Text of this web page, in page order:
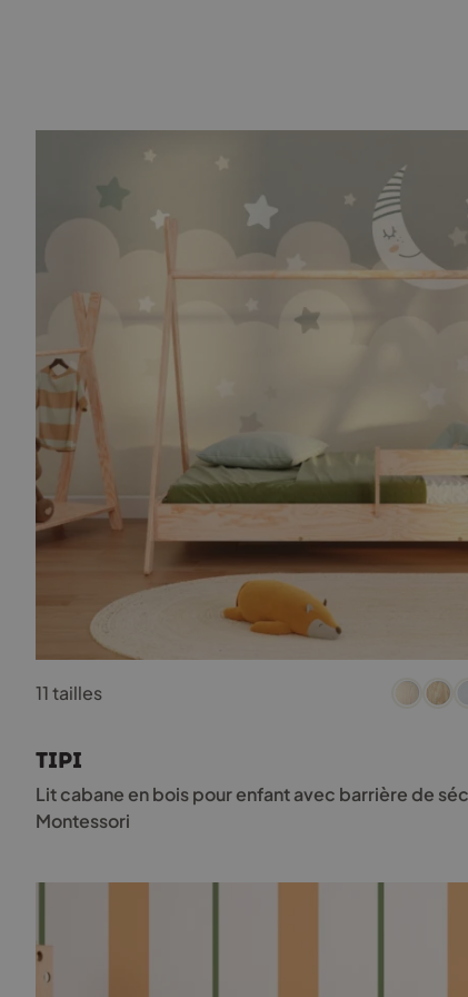
produit
variations.
Les
options
peuvent
choisies
page
du
11 tailles
TIPI
Lit cabane en bois pour enfant avec barrière de
Montessori